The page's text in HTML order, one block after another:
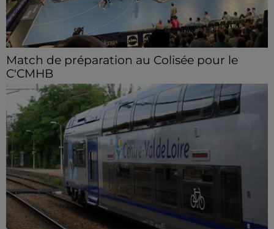
Match de préparation au Colisée pour le
C'CMHB
Les handballeurs chartrains reçoivent Pontault-
Combault samedi 8 août.